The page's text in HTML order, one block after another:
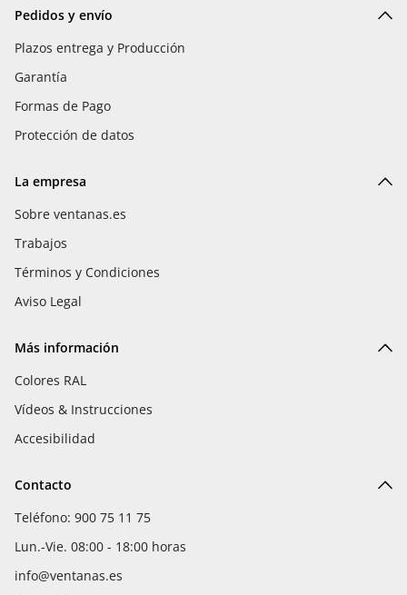
Pedidos y envío
Plazos entrega y Producción
Garantía
Formas de Pago
Protección de datos
La empresa
Sobre ventanas.es
Trabajos
Términos y Condiciones
Aviso Legal
Más información
Colores RAL
Vídeos & Instrucciones
Accesibilidad
Contacto
Teléfono: 900 75 11 75
Lun.-Vie. 08:00 - 18:00 horas
info@ventanas.es